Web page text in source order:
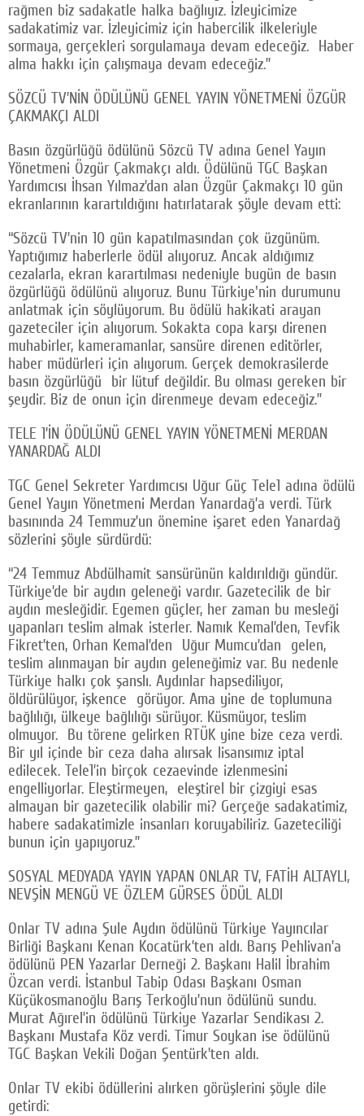
rağmen biz sadakatle halka bağlıyız. İzleyicimize
sadakatimiz var. İzleyicimiz için habercilik ilkeleriyle
sormaya, gerçekleri sorgulamaya devam edeceğiz. Haber
alma hakkı için çalışmaya devam edeceğiz.”
SÖZCÜ TV’NİN ÖDÜLÜNÜ GENEL YAYIN YÖNETMENİ ÖZGÜR
ÇAKMAKÇI ALDI
Basın özgürlüğü ödülünü Sözcü TV adına Genel Yayın
Yönetmeni Özgür Çakmakçı aldı. Ödülünü TGC Başkan
Yardımcısı İhsan Yılmaz’dan alan Özgür Çakmakçı 10 gün
ekranlarının karartıldığını hatırlatarak şöyle devam etti:
“Sözcü TV’nin 10 gün kapatılmasından çok üzgünüm.
Yaptığımız haberlerle ödül alıyoruz. Ancak aldığımız
cezalarla, ekran karartılması nedeniyle bugün de basın
özgürlüğü ödülünü alıyoruz. Bunu Türkiye'nin durumunu
anlatmak için söylüyorum. Bu ödülü hakikati arayan
gazeteciler için alıyorum. Sokakta copa karşı direnen
muhabirler, kameramanlar, sansüre direnen editörler,
haber müdürleri için alıyorum. Gerçek demokrasilerde
basın özgürlüğü bir lütuf değildir. Bu olması gereken bir
şeydir. Biz de onun için direnmeye devam edeceğiz.”
TELE 1’İN ÖDÜLÜNÜ GENEL YAYIN YÖNETMENİ MERDAN
YANARDAĞ ALDI
TGC Genel Sekreter Yardımcısı Uğur Güç Tele1 adına ödülü
Genel Yayın Yönetmeni Merdan Yanardağ’a verdi. Türk
basınında 24 Temmuz’un önemine işaret eden Yanardağ
sözlerini şöyle sürdürdü:
“24 Temmuz Abdülhamit sansürünün kaldırıldığı gündür.
Türkiye’de bir aydın geleneği vardır. Gazetecilik de bir
aydın mesleğidir. Egemen güçler, her zaman bu mesleği
yapanları teslim almak isterler. Namık Kemal’den, Tevfik
Fikret’ten, Orhan Kemal’den Uğur Mumcu’dan gelen,
teslim alınmayan bir aydın geleneğimiz var. Bu nedenle
Türkiye halkı çok şanslı. Aydınlar hapsediliyor,
öldürülüyor, işkence görüyor. Ama yine de toplumuna
bağlılığı, ülkeye bağlılığı sürüyor. Küsmüyor, teslim
olmuyor. Bu törene gelirken RTÜK yine bize ceza verdi.
Bir yıl içinde bir ceza daha alırsak lisansımız iptal
edilecek. Tele1’in birçok cezaevinde izlenmesini
engelliyorlar. Eleştirmeyen, eleştirel bir çizgiyi esas
almayan bir gazetecilik olabilir mi? Gerçeğe sadakatimiz,
habere sadakatimizle insanları koruyabiliriz. Gazeteciliği
bunun için yapıyoruz.”
SOSYAL MEDYADA YAYIN YAPAN ONLAR TV, FATİH ALTAYLI,
NEVŞİN MENGÜ VE ÖZLEM GÜRSES ÖDÜL ALDI
Onlar TV adına Şule Aydın ödülünü Türkiye Yayıncılar
Birliği Başkanı Kenan Kocatürk’ten aldı. Barış Pehlivan’a
ödülünü PEN Yazarlar Derneği 2. Başkanı Halil İbrahim
Özcan verdi. İstanbul Tabip Odası Başkanı Osman
Küçükosmanoğlu Barış Terkoğlu’nun ödülünü sundu.
Murat Ağırel’in ödülünü Türkiye Yazarlar Sendikası 2.
Başkanı Mustafa Köz verdi. Timur Soykan ise ödülünü
TGC Başkan Vekili Doğan Şentürk’ten aldı.
Onlar TV ekibi ödüllerini alırken görüşlerini şöyle dile
getirdi: